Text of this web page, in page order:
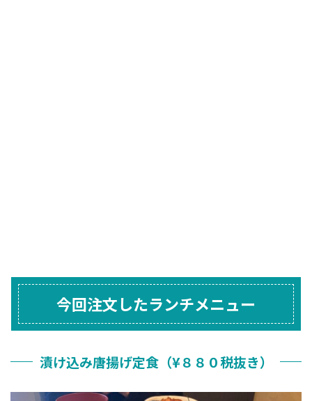
今回注文したランチメニュー
漬け込み唐揚げ定食（¥８８０税抜き）